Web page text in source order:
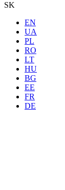
SK
EN
UA
PL
RO
LT
HU
BG
EE
FR
DE